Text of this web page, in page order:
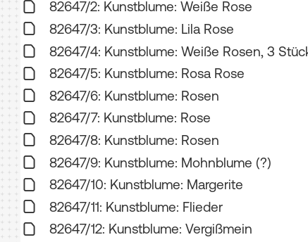
82647/2: Kunstblume: Weiße Rose
82647/3: Kunstblume: Lila Rose
82647/4: Kunstblume: Weiße Rosen, 3
82647/5: Kunstblume: Rosa Rose
82647/6: Kunstblume: Rosen
82647/7: Kunstblume: Rose
82647/8: Kunstblume: Rosen
82647/9: Kunstblume: Mohnblume (?)
82647/10: Kunstblume: Margerite
82647/11: Kunstblume: Flieder
82647/12: Kunstblume: Vergißmein